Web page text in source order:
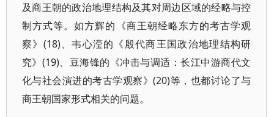
及商王朝的政治地理结构及其对周边区域的经略与控
制方式等。如方辉的《商王朝经略东方的考古学观
察》(18)、韦心滢的《殷代商王国政治地理结构研
究》(19)、豆海锋的《冲击与调适：长江中游商代文
化与社会演进的考古学观察》(20)等，也都讨论了与
商王朝国家形式相关的问题。